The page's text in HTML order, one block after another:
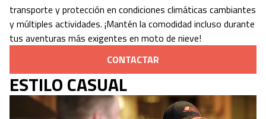
transporte y protección en condiciones climáticas cambiantes
y múltiples actividades. ¡Mantén la comodidad incluso durante
tus aventuras más exigentes en moto de nieve!
CONTACTAR
ESTILO CASUAL